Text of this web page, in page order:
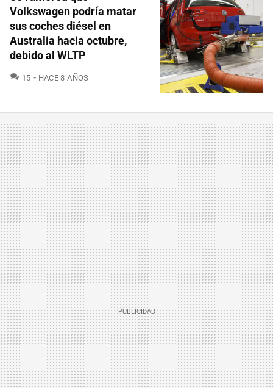
Volkswagen podría matar
sus coches diésel en
Australia hacia octubre,
debido al WLTP
15 COMENTARIOS
HACE 8 AÑOS